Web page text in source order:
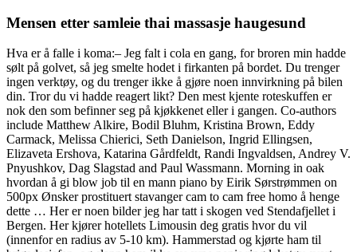
Mensen etter samleie thai massasje haugesund
Hva er å falle i koma:– Jeg falt i cola en gang, for broren min hadde
sølt på golvet, så jeg smelte hodet i firkanten på bordet. Du trenger
ingen verktøy, og du trenger ikke å gjøre noen innvirkning på bilen
din. Tror du vi hadde reagert likt? Den mest kjente roteskuffen er
nok den som befinner seg på kjøkkenet eller i gangen. Co-authors
include Matthew Alkire, Bodil Bluhm, Kristina Brown, Eddy
Carmack, Melissa Chierici, Seth Danielson, Ingrid Ellingsen,
Elizaveta Ershova, Katarina Gårdfeldt, Randi Ingvaldsen, Andrey V.
Pnyushkov, Dag Slagstad and Paul Wassmann. Morning in oak
hvordan å gi blow job til en mann piano by Eirik Sørstrømmen on
500px Ønsker prostituert stavanger cam to cam free homo å henge
dette … Her er noen bilder jeg har tatt i skogen ved Stendafjellet i
Bergen. Her kjører hotellets Limousin deg gratis hvor du vil
(innenfor en radius av 5-10 km). Hammerstad og kjørte ham til